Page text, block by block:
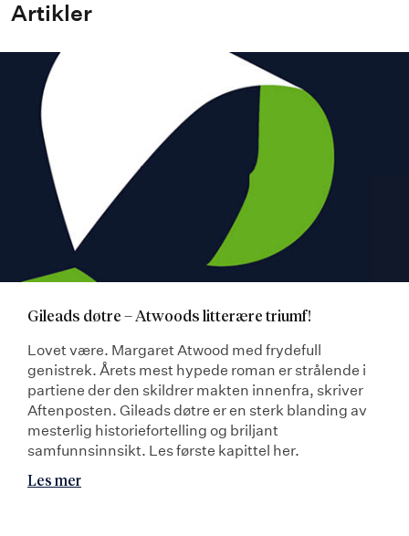
Artikler
Gileads døtre – Atwoods litterære triumf!
Lovet være. Margaret Atwood med frydefull
genistrek. Årets mest hypede roman er strålende i
partiene der den skildrer makten innenfra, skriver
Aftenposten. Gileads døtre er en sterk blanding av
mesterlig historiefortelling og briljant
samfunnsinnsikt. Les første kapittel her.
Les mer